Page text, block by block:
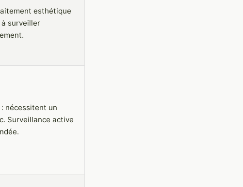
esthétique
surveiller
nécessitent un
Surveillance active